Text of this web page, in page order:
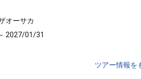
オーサカ
2027/01/31
ツアー情報を